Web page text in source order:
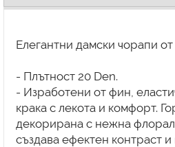
Елегантни дамски чорапи
- Плътност 20 Den.
- Изработени от фин,
крака с лекота и комфорт.
декорирана с нежна
създава ефектен контраст